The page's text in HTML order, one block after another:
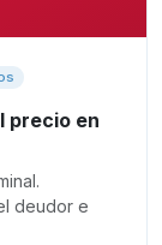
precio en
deudor e